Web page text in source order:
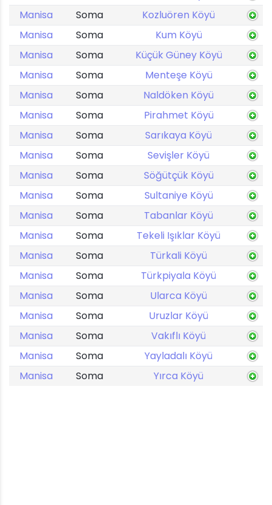
Manisa
Soma
Kozluören Köyü
Manisa
Soma
Kum Köyü
Manisa
Soma
Küçük Güney Köyü
Manisa
Soma
Menteşe Köyü
Manisa
Soma
Naldöken Köyü
Manisa
Soma
Pirahmet Köyü
Manisa
Soma
Sarıkaya Köyü
Manisa
Soma
Sevişler Köyü
Manisa
Soma
Söğütçük Köyü
Manisa
Soma
Sultaniye Köyü
Manisa
Soma
Tabanlar Köyü
Manisa
Soma
Tekeli Işıklar Köyü
Manisa
Soma
Türkali Köyü
Manisa
Soma
Türkpiyala Köyü
Manisa
Soma
Ularca Köyü
Manisa
Soma
Uruzlar Köyü
Manisa
Soma
Vakıflı Köyü
Manisa
Soma
Yayladalı Köyü
Manisa
Soma Yırca Köyü